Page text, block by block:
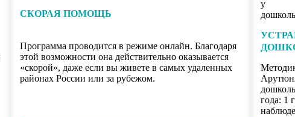
СКОРАЯ ПОМОЩЬ
Программа проводится в режиме онлайн. Благодаря
этой возможности она действительно оказывается
«скорой», даже если вы живете в самых удаленных
районах России или за рубежом.
года: 1